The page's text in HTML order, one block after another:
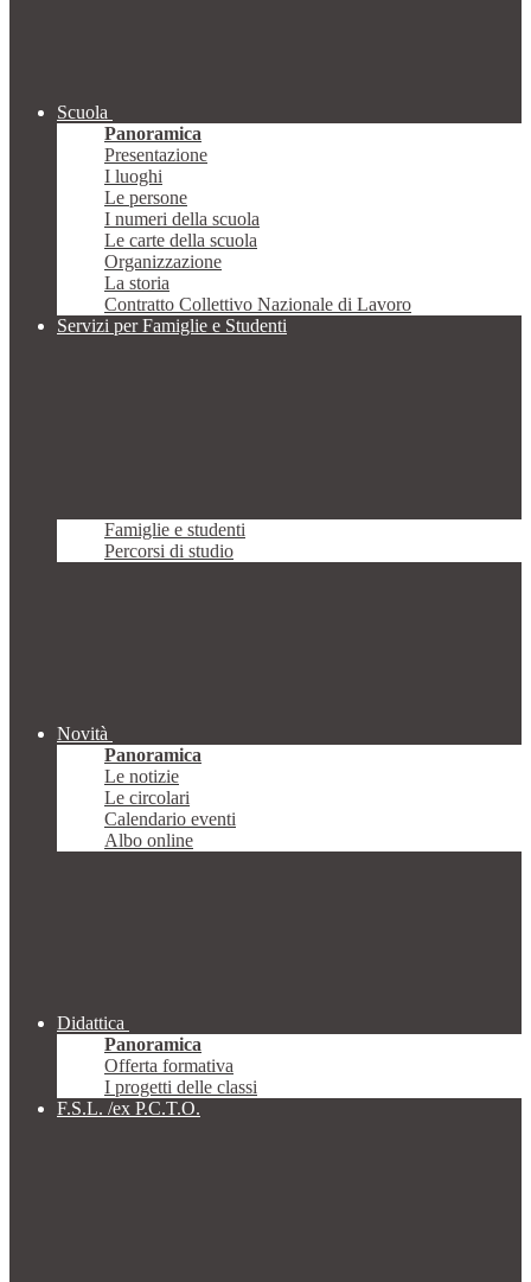
Scuola
Panoramica
Presentazione
I luoghi
Le persone
I numeri della scuola
Le carte della scuola
Organizzazione
La storia
Contratto Collettivo Nazionale di Lavoro
Servizi per Famiglie e Studenti
Famiglie e studenti
Percorsi di studio
Novità
Panoramica
Le notizie
Le circolari
Calendario eventi
Albo online
Didattica
Panoramica
Offerta formativa
I progetti delle classi
F.S.L. /ex P.C.T.O.